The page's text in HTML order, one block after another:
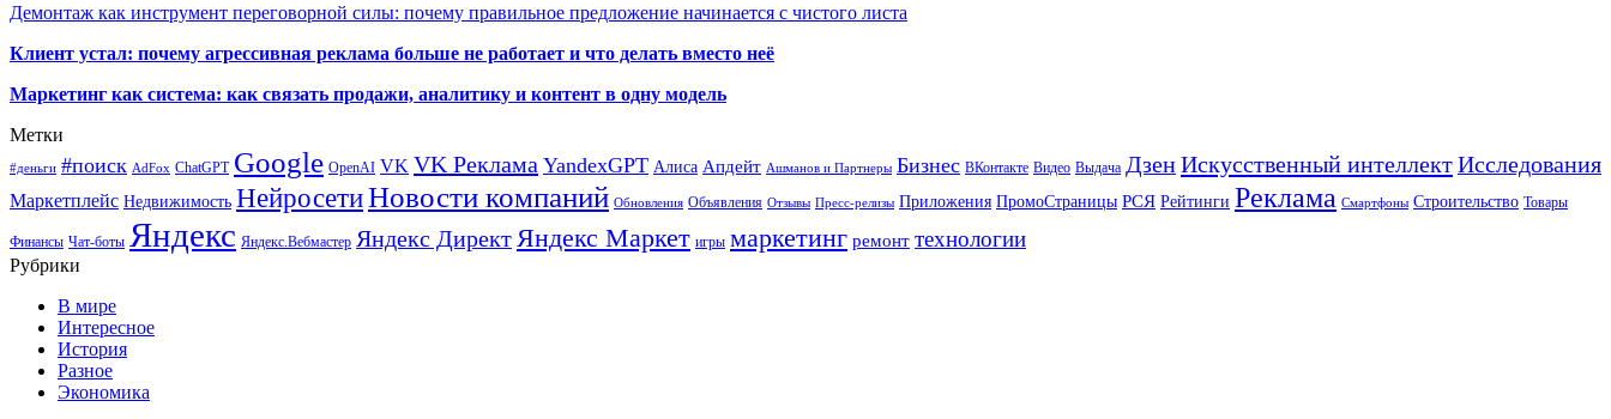
Демонтаж как инструмент переговорной силы: почему правильное предложение начинается с чистого листа
Клиент устал: почему агрессивная реклама больше не работает и что делать вместо неё
Маркетинг как система: как связать продажи, аналитику и контент в одну модель
Метки
#деньги #поиск AdFox ChatGPT Google OpenAI VK VK Реклама YandexGPT Алиса Апдейт Ашманов и Партнеры Бизнес ВКонтакте Видео Выдача ДзенИскусственный интеллектИсследования
Маркетплейс Недвижимость НейросетиНовости компаний Обновления Объявления Отзывы Пресс-релизы Приложения ПромоСтраницы РСЯ Рейтинги Реклама Смартфоны Строительство Товары
Финансы Чат-боты Яндекс Яндекс.Вебмастер Яндекс Директ Яндекс Маркет игры маркетинг ремонт технологии
Рубрики
В мире
Интересное
История
Разное
Экономика